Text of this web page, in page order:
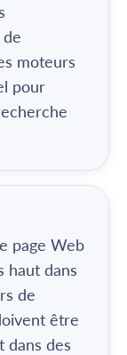
moteurs
pour
page Web
haut dans
de
être
dans des